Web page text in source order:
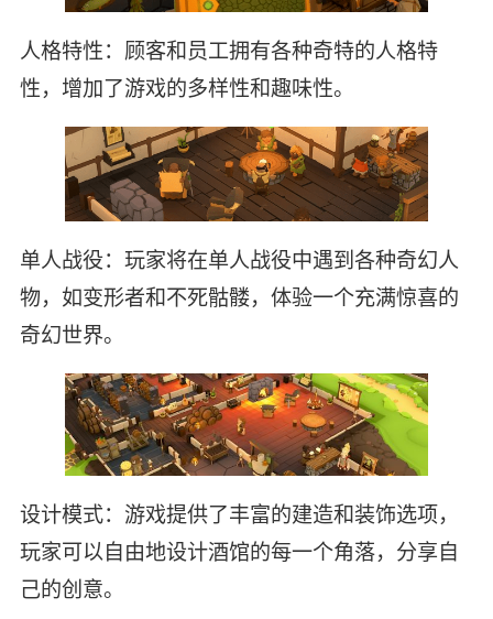
人格特性：顾客和员工拥有各种奇特的人格特
性，增加了游戏的多样性和趣味性。
单人战役：玩家将在单人战役中遇到各种奇幻人
物，如变形者和不死骷髅，体验一个充满惊喜的
奇幻世界。
设计模式：游戏提供了丰富的建造和装饰选项，
玩家可以自由地设计酒馆的每一个角落，分享自
己的创意。